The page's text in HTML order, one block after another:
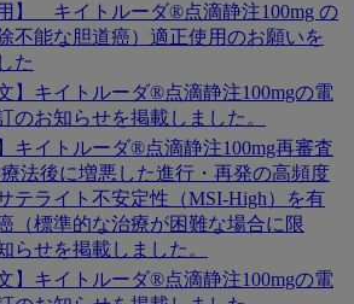
用】 キイトルーダ®点滴静注100mg の
不能な胆道癌）適正使用のお願いを
た
】キイトルーダ®点滴静注100mgの電
のお知らせを掲載しました。
キイトルーダ®点滴静注100mg再審査
法後に増悪した進行・再発の高頻度
テライト不安定性（MSI-High）を有
（標準的な治療が困難な場合に限
らせを掲載しました。
】キイトルーダ®点滴静注100mgの電